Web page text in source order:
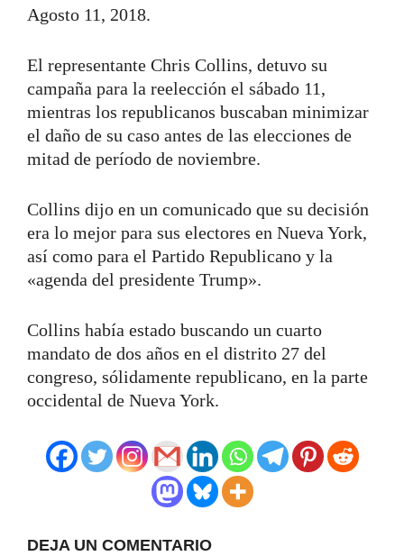
Agosto 11, 2018.
El representante Chris Collins, detuvo su
campaña para la reelección el sábado 11,
mientras los republicanos buscaban minimizar
el daño de su caso antes de las elecciones de
mitad de período de noviembre.
Collins dijo en un comunicado que su decisión
era lo mejor para sus electores en Nueva York,
así como para el Partido Republicano y la
«agenda del presidente Trump».
Collins había estado buscando un cuarto
mandato de dos años en el distrito 27 del
congreso, sólidamente republicano, en la parte
occidental de Nueva York.
DEJA UN COMENTARIO